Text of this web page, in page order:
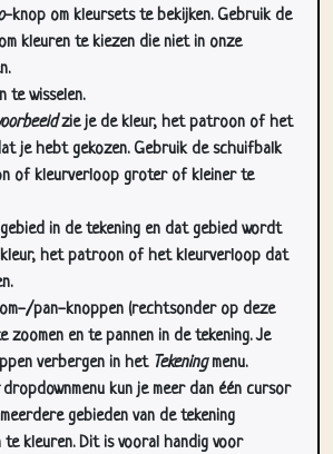
-knop om kleursets te bekijken. Gebruik de
kleuren te kiezen die niet in onze
te wisselen.
zie je de kleur, het patroon of het
je hebt gekozen. Gebruik de schuifbalk
of kleurverloop groter of kleiner te
in de tekening en dat gebied wordt
kleur, het patroon of het kleurverloop dat
pan-knoppen (rechtsonder op deze
zoomen en te pannen in de tekening. Je
verbergen in het Tekeningmenu.
dropdownmenu kun je meer dan één cursor
gebieden van de tekening
kleuren. Dit is vooral handig voor